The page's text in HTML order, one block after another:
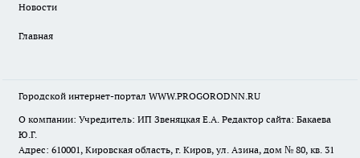
Новости
Главная
Городской интернет-портал WWW.PROGORODNN.RU
О компании: Учредитель: ИП Звеняцкая Е.А. Редактор сайта: Бакаева
Ю.Г.
Адрес: 610001, Кировская область, г. Киров, ул. Азина, дом № 80, кв. 31